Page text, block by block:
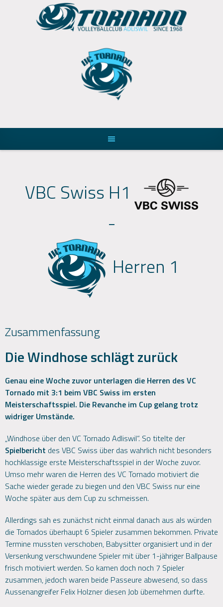
VBC Swiss H1
-
Herren 1
Zusammenfassung
Die Windhose schlägt zurück
Genau eine Woche zuvor unterlagen die Herren des VC
Tornado mit 3:1 beim VBC Swiss im ersten
Meisterschaftsspiel. Die Revanche im Cup gelang trotz
widriger Umstände.
„Windhose über den VC Tornado Adliswil“. So titelte der
Spielbericht des VBC Swiss über das wahrlich nicht besonders
hochklassige erste Meisterschaftsspiel in der Woche zuvor.
Umso mehr waren die Herren des VC Tornado motiviert die
Sache wieder gerade zu biegen und den VBC Swiss nur eine
Woche später aus dem Cup zu schmeissen.
Allerdings sah es zunächst nicht einmal danach aus als würden
die Tornados überhaupt 6 Spieler zusammen bekommen. Private
Termine mussten verschoben, Babysitter organisiert und in der
Versenkung verschwundene Spieler mit über 1-jähriger Ballpause
frisch motiviert werden. So kamen doch noch 7 Spieler
zusammen, jedoch waren beide Passeure abwesend, so dass
Aussenangreifer Felix Holzner diesen Job übernehmen durfte.